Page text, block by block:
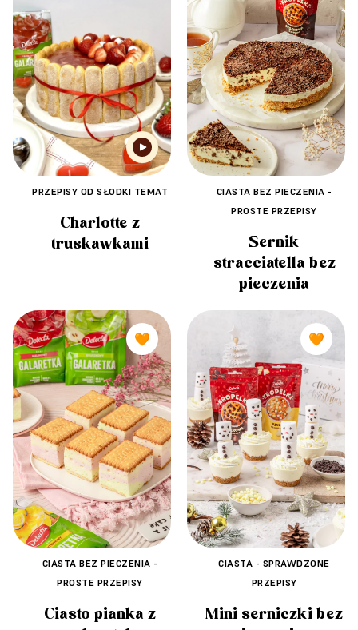
PRZEPISY OD SŁODKI TEMAT
Charlotte z
truskawkami
CIASTA BEZ PIECZENIA -
PROSTE PRZEPISY
Sernik
stracciatella bez
pieczenia
🧡
CIASTA BEZ PIECZENIA -
PROSTE PRZEPISY
Ciasto pianka z
🧡
CIASTA - SPRAWDZONE
PRZEPISY
Mini serniczki bez